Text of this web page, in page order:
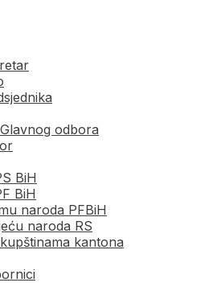
odbora
BiH
BiH
naroda PFBiH
naroda RS
kantona